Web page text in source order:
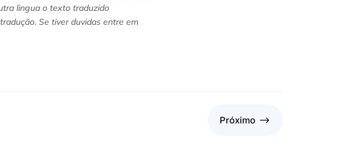
lingua o texto traduzido
Se tiver duvidas entre em
Próximo $